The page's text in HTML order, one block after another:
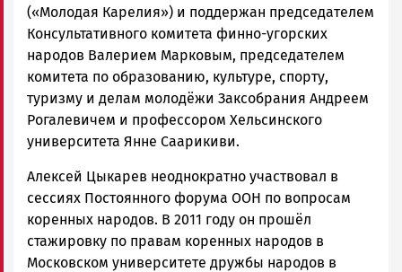
(«Молодая Карелия») и поддержан председателем
Консультативного комитета финно-угорских
народов Валерием Марковым, председателем
комитета по образованию, культуре, спорту,
туризму и делам молодёжи Заксобрания Андреем
Рогалевичем и профессором Хельсинского
университета Янне Саарикиви.
Алексей Цыкарев неоднократно участвовал в
сессиях Постоянного форума ООН по вопросам
коренных народов. В 2011 году он прошёл
стажировку по правам коренных народов в
Московском университете дружбы народов в